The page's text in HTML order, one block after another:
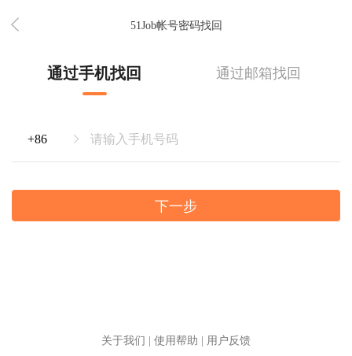
51Job帐号密码找回
通过手机找回 通过邮箱找回
下一步
关于我们 使用帮助 用户反馈